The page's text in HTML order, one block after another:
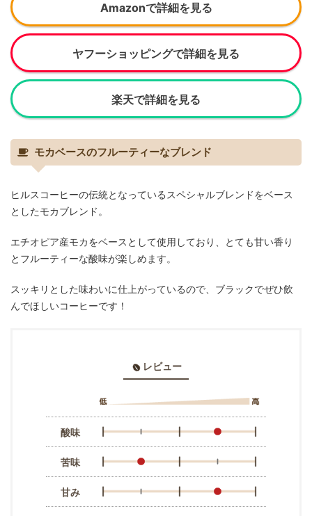
Amazonで詳細を見る
ヤフーショッピングで詳細を見る
楽天で詳細を見る
モカベースのフルーティーなブレンド
ヒルスコーヒーの伝統となっているスペシャルブレンドをベース
としたモカブレンド。
エチオピア産モカをベースとして使用しており、とても甘い香り
とフルーティーな酸味が楽しめます。
スッキリとした味わいに仕上がっているので、ブラックでぜひ飲
んでほしいコーヒーです！
レビュー
酸味
苦味
甘み